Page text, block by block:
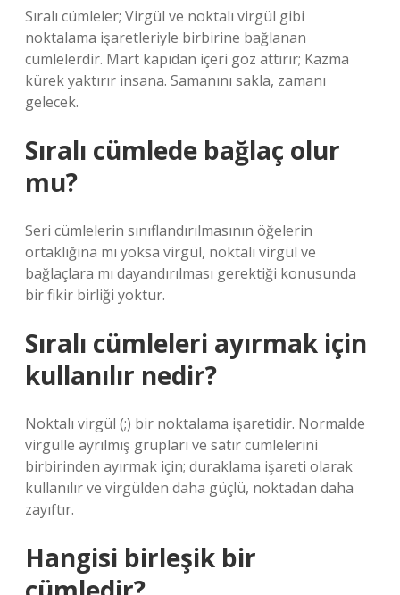
Sıralı cümleler; Virgül ve noktalı virgül gibi
noktalama işaretleriyle birbirine bağlanan
cümlelerdir. Mart kapıdan içeri göz attırır; Kazma
kürek yaktırır insana. Samanını sakla, zamanı
gelecek.
Sıralı cümlede bağlaç olur
mu?
Seri cümlelerin sınıflandırılmasının öğelerin
ortaklığına mı yoksa virgül, noktalı virgül ve
bağlaçlara mı dayandırılması gerektiği konusunda
bir fikir birliği yoktur.
Sıralı cümleleri ayırmak için
kullanılır nedir?
Noktalı virgül (;) bir noktalama işaretidir. Normalde
virgülle ayrılmış grupları ve satır cümlelerini
birbirinden ayırmak için; duraklama işareti olarak
kullanılır ve virgülden daha güçlü, noktadan daha
zayıftır.
Hangisi birleşik bir